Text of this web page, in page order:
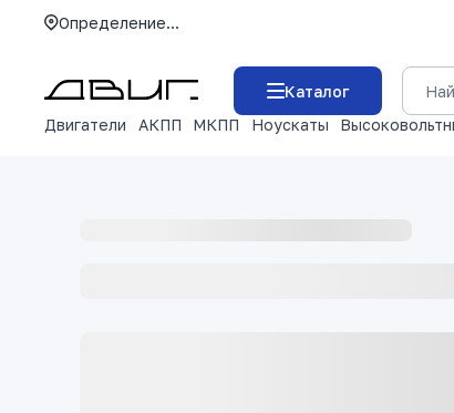
Определение...
Каталог
Двигатели
АКПП МКПП Ноускаты